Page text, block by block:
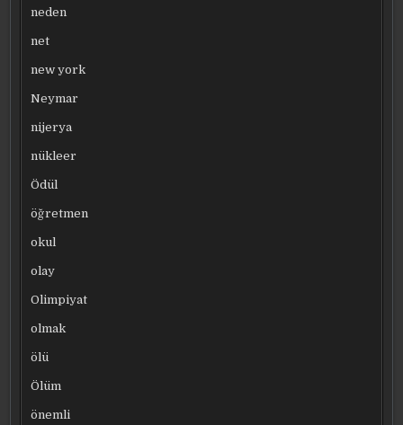
neden
net
new york
Neymar
nijerya
nükleer
Ödül
öğretmen
okul
olay
Olimpiyat
olmak
ölü
Ölüm
önemli